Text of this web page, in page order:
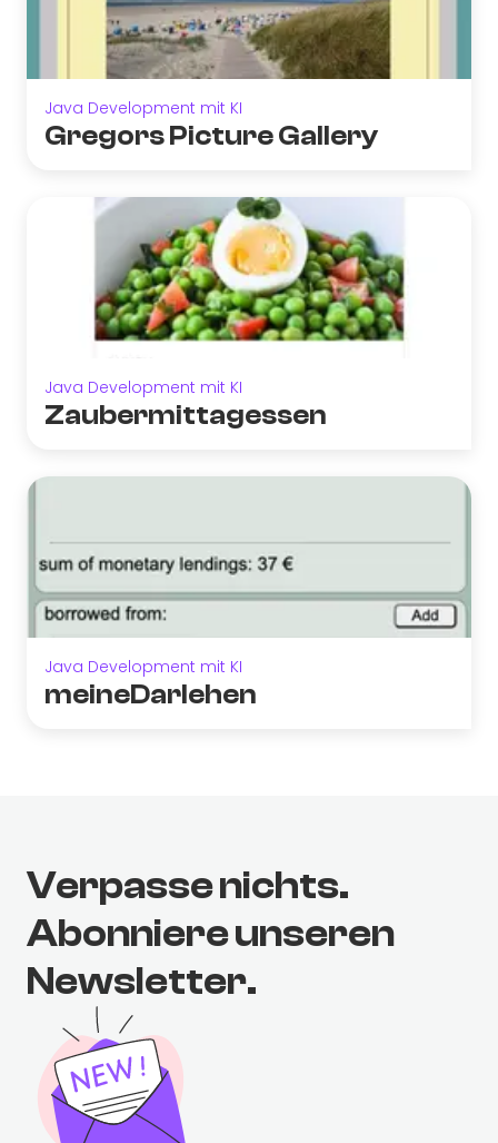
Java Development mit KI
Gregors Picture Gallery
Java Development mit KI
Zaubermittagessen
Java Development mit KI
meineDarlehen
Verpasse nichts.
Abonniere unseren
Newsletter.